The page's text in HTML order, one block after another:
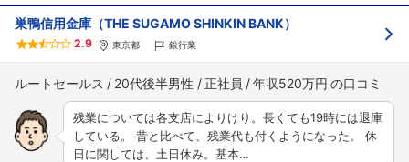
巣鴨信用金庫（THE SUGAMO SHINKIN BANK）
2.9 東京都 銀行業
ルートセールス 20代後半男性 正社員 年収520万円
残業については各支店によりけり。長くても19時には退庫
している。 昔と比べて、残業代も付くようになった。 休
日に関しては、土日休み。基本…